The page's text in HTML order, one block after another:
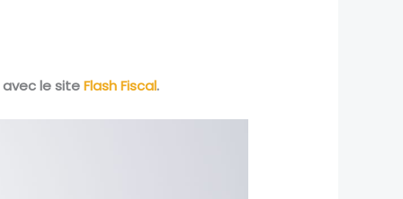
avec le siteFlash Fiscal.